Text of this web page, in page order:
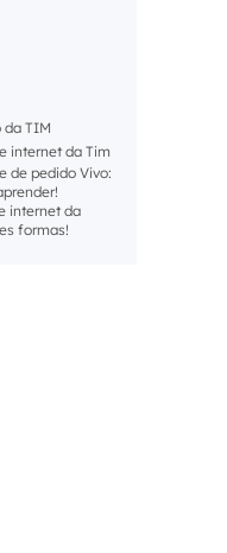
da TIM
internet da Tim
de pedido Vivo:
internet da
formas!